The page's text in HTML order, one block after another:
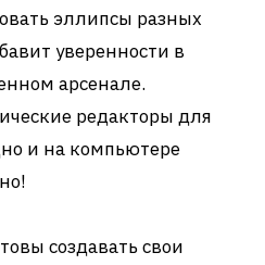
эллипсы разных
уверенности в
арсенале.
редакторы для
и на компьютере
создавать свои